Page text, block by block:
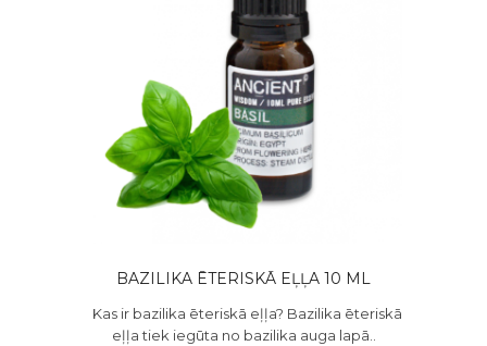
BAZILIKA ĒTERISKĀ EĻĻA 10 ML
Kas ir bazilika ēteriskā eļļa? Bazilika ēteriskā
eļļa tiek iegūta no bazilika auga lapā..